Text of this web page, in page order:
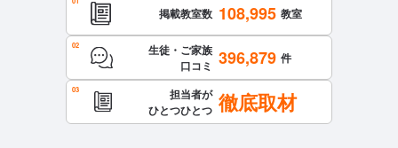
掲載教室数 108,995 教室
生徒・ご家族
口コミ 396,879 件
担当者が
ひとつひとつ 徹底取材